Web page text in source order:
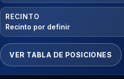
RECINTO
Recinto por definir
VER TABLA DE POSICIONES